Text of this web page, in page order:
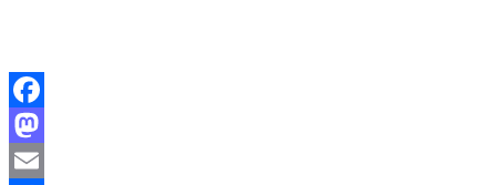
Facebook
Mastodon